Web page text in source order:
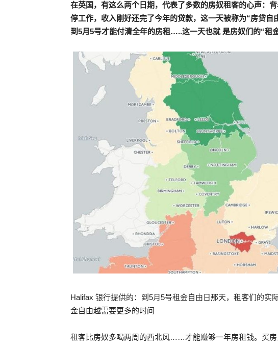
圈
在英国，有这么两个日期，代表了多数的房奴租客的心声：
停工作，收入刚好还完了今年的贷款，这一天被称为“房贷
到5月5号才能付清全年的房租 …..这一天也就 是房奴们的“租
Halifax 银行提供的：到5月5号租金自由日那天，租客们的实
金自由越需要更多的时间
租客比房奴多喝两周的西北风……才能赚够一年房租钱。买房